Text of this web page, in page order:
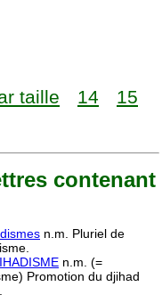
taille 14
15
contenant
n.m. Pluriel de
n.m. (=
Promotion du djihad